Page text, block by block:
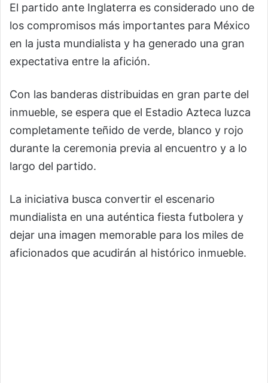
El partido ante Inglaterra es considerado uno de
los compromisos más importantes para México
en la justa mundialista y ha generado una gran
expectativa entre la afición.
Con las banderas distribuidas en gran parte del
inmueble, se espera que el Estadio Azteca luzca
completamente teñido de verde, blanco y rojo
durante la ceremonia previa al encuentro y a lo
largo del partido.
La iniciativa busca convertir el escenario
mundialista en una auténtica fiesta futbolera y
dejar una imagen memorable para los miles de
aficionados que acudirán al histórico inmueble.